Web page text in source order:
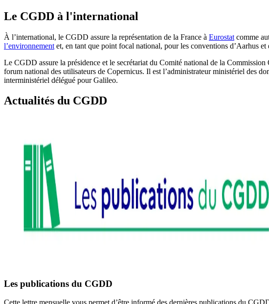
Le CGDD à l'international
À l’international, le CGDD assure la représentation de la France à Eurostat comme
l’environnement et, en tant que point focal national, pour les conventions d’Aarhus
Le CGDD assure la présidence et le secrétariat du Comité national de la
forum national des utilisateurs de Copernicus. Il est l’administrateur ministériel des
interministériel délégué pour Galileo.
Actualités du CGDD
Les publications du CGDD